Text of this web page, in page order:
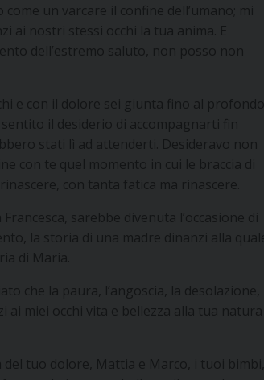
un varcare il confine dell’umano; mi
nostri stessi occhi la tua anima. E
dell’estremo saluto, non posso non
e con il dolore sei giunta fino al profondo
il desiderio di accompagnarti fin
stati lì ad attenderti. Desideravo non
con te quel momento in cui le braccia di
con tanta fatica ma rinascere.
sarebbe divenuta l’occasione di
la storia di una madre dinanzi alla quale
di Maria.
che la paura, l’angoscia, la desolazione,
miei occhi vita e bellezza alla tua natura
tuo dolore, Mattia e Marco, i tuoi bimbi,